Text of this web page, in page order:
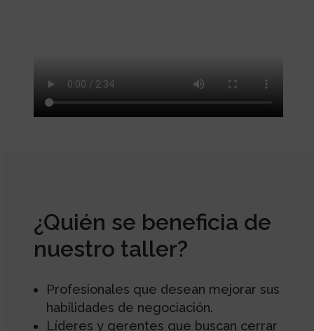
¿Quién se beneficia de
nuestro taller?
Profesionales que desean mejorar sus
habilidades de negociación.
Líderes y gerentes que buscan cerrar